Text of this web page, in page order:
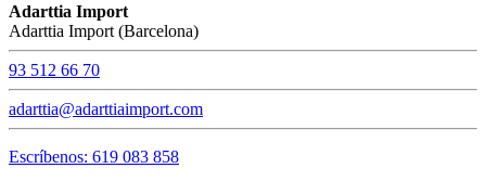
Adarttia Import
Adarttia Import (Barcelona)
93 512 66 70
adarttia@adarttiaimport.com
Escríbenos: 619 083 858